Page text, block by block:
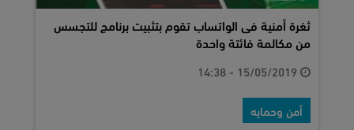
ثغرة أمنية فى الواتساب تقوم بتثبيت برنامج للتجسس
من مكالمة فائتة واحدة
أمن وحمايه